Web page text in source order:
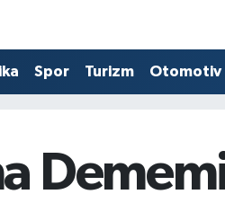
Spor Turizm Otomotiv